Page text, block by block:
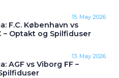
15. May 2026
F.C. København vs
– Optakt og Spilfiduser
13. May 2026
AGF vs Viborg FF –